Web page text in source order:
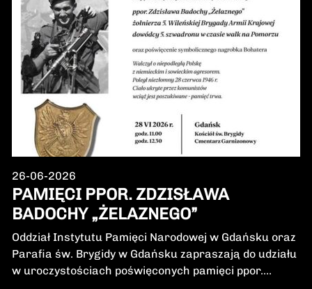
26-06-2026
PAMIĘCI PPOR. ZDZISŁAWA
BADOCHY „ŻELAZNEGO”
Oddział Instytutu Pamięci Narodowej w Gdańsku oraz
Parafia św. Brygidy w Gdańsku zapraszają do udziału
w uroczystościach poświęconych pamięci ppor.